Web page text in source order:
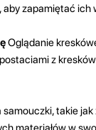
aby zapamiętać
Oglądanie
z
takie